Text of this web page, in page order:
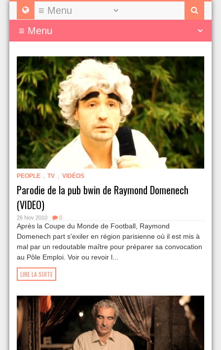
PEOPLE , TV , VIDÉOS
Parodie de la pub bwin de Raymond Domenech
(VIDEO)
26 Nov 2010 0
Après la Coupe du Monde de Football, Raymond
Domenech part s'exiler en région parisienne où il est mis à
mal par un redoutable maître pour préparer sa convocation
au Pôle Emploi. Voir ou revoir l...
LIRE LA SUITE